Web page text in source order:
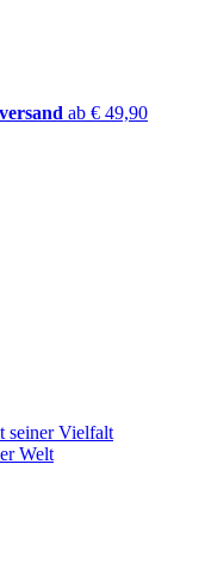
ab € 49,90
seiner Vielfalt
Welt